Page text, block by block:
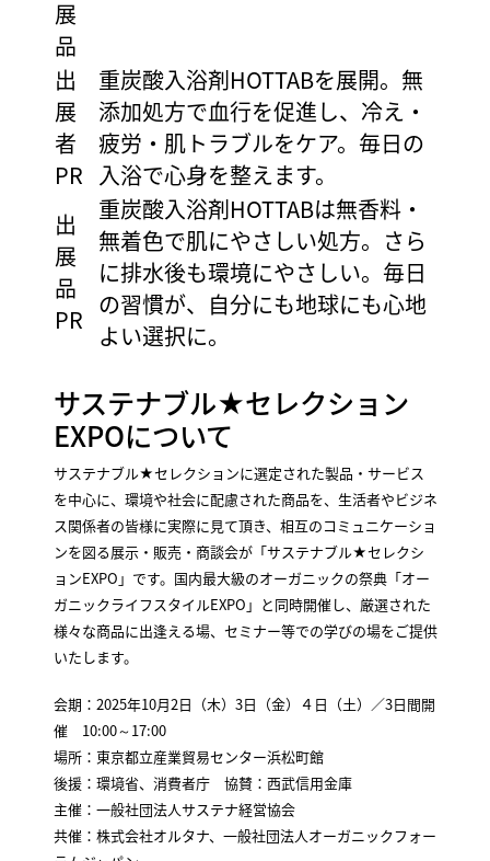
展
品
出
展
者
PR
重炭酸入浴剤HOTTABを展開。無
添加処方で血行を促進し、冷え・
疲労・肌トラブルをケア。毎日の
入浴で心身を整えます。
出
展
品
PR
重炭酸入浴剤HOTTABは無香料・
無着色で肌にやさしい処方。さら
に排水後も環境にやさしい。毎日
の習慣が、自分にも地球にも心地
よい選択に。
サステナブル★セレクション
EXPOについて
サステナブル★セレクションに選定された製品・サービス
を中心に、環境や社会に配慮された商品を、生活者やビジネ
ス関係者の皆様に実際に見て頂き、相互のコミュニケーショ
ンを図る展示・販売・商談会が「サステナブル★セレクシ
ョンEXPO」です。国内最大級のオーガニックの祭典「オー
ガニックライフスタイルEXPO」と同時開催し、厳選された
様々な商品に出逢える場、セミナー等での学びの場をご提供
いたします。
会期：2025年10月2日（木）3日（金）４日（土）／3日間開
催 10:00～17:00
場所：東京都立産業貿易センター浜松町館
後援：環境省、消費者庁 協賛：西武信用金庫
主催：一般社団法人サステナ経営協会
共催：株式会社オルタナ、一般社団法人オーガニックフォー